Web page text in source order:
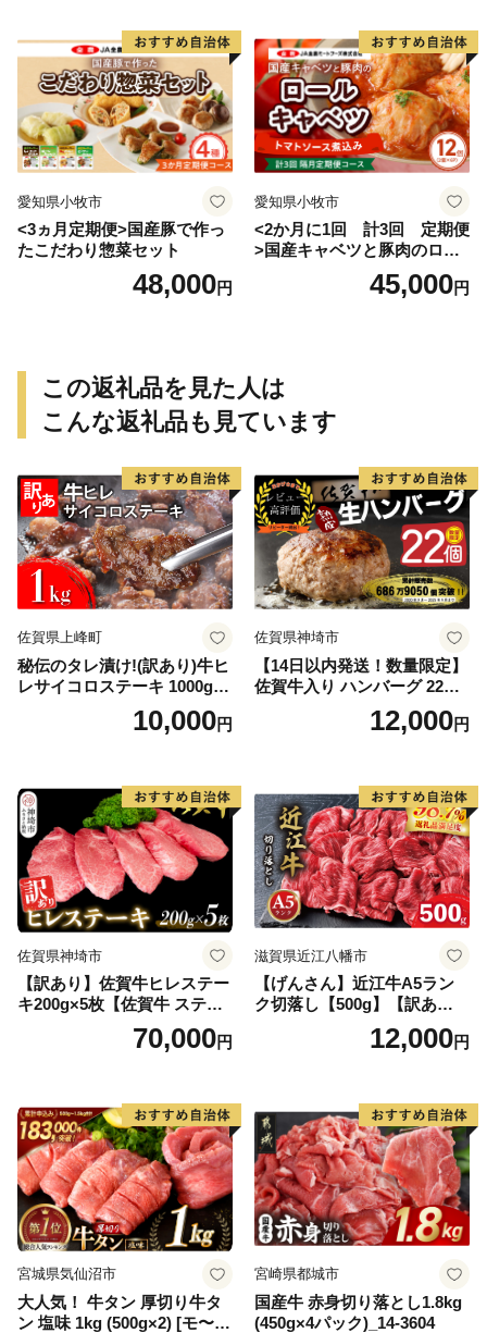
愛知県小牧市
<3ヵ月定期便>国産豚で作っ
たこだわり惣菜セット
48,000円
愛知県小牧市
<2か月に1回 計3回 定期便
>国産キャベツと豚肉のロー
ルキャベツ（6P入り）
45,000円
この返礼品を見た人は
こんな返礼品も見ています
佐賀県上峰町
秘伝のタレ漬け!(訳あり)牛ヒ
レサイコロステーキ 1000g
10,000円
佐賀県神埼市
【14日以内発送！数量限定】
佐賀牛入り ハンバーグ 22個
2.6kg(120g×22個)【佐賀牛
黒毛和牛 ブランド牛 九州 ハ
気】(H083106)
12,000円
佐賀県神埼市
【訳あり】佐賀牛ヒレステー
キ200g×5枚【佐賀牛 ステー
キ ブランド肉 ヒレ肉 フィレ
肉 ジューシー ヘルシー】(H0
70,000円
滋賀県近江八幡市
【げんさん】近江牛A5ラン
ク切落し【500g】【訳あり】
12,000円
宮城県気仙沼市
大人気！ 牛タン 厚切り牛タ
ン 塩味 1kg (500g×2) [モ〜ラ
宮崎県都城市
国産牛 赤身切り落とし1.8kg
(450g×4パック)_14-3604